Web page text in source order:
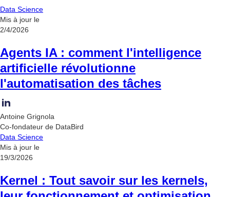
Data Science
Mis à jour le
2/4/2026
Agents IA : comment l'intelligence
artificielle révolutionne
l'automatisation des tâches
Antoine Grignola
Co-fondateur de DataBird
Data Science
Mis à jour le
19/3/2026
Kernel : Tout savoir sur les kernels,